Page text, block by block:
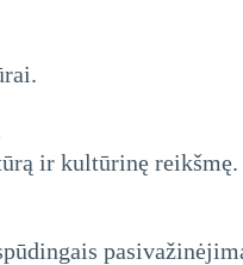
ir kultūrinę reikšmę.